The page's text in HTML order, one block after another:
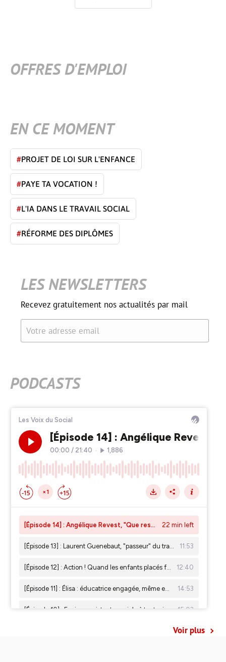
OFFRES D'EMPLOI
EN CE MOMENT
#PROJET DE LOI SUR L'ENFANCE
#PAYE TA VOCATION !
#L'IA DANS LE TRAVAIL SOCIAL
#RÉFORME DES DIPLÔMES
LES NEWSLETTERS
Recevez gratuitement nos actualités par mail
Votre adresse email
PODCASTS
Voir plus